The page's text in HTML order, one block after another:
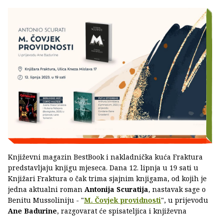
Književni magazin BestBook i nakladnička kuća Fraktura
predstavljaju knjigu mjeseca. Dana 12. lipnja u 19 sati u
Knjižari Fraktura o čak trima sjajnim knjigama, od kojih je
jedna aktualni roman Antonija Scuratija, nastavak sage o
Benitu Mussoliniju - "M. Čovjek providnosti", u prijevodu
Ane Badurine, razgovarat će spisateljica i književna